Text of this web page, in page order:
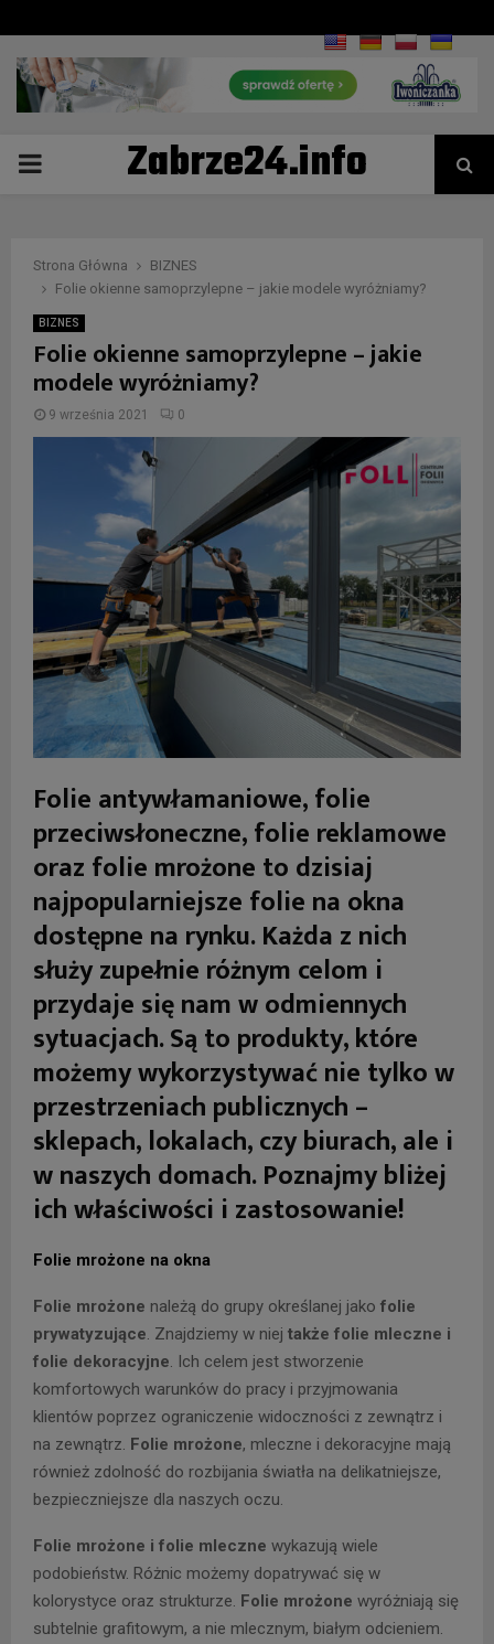
PRIMARYZabrze24.info
Strona Główna
BIZNES
Folie okienne samoprzylepne – jakie modele wyróżniamy?
BIZNES
Folie okienne samoprzylepne – jakie
modele wyróżniamy?
9 września 2021 0
Folie antywłamaniowe, folie
przeciwsłoneczne, folie reklamowe
oraz folie mrożone to dzisiaj
najpopularniejsze folie na okna
dostępne na rynku. Każda z nich
służy zupełnie różnym celom i
przydaje się nam w odmiennych
sytuacjach. Są to produkty, które
możemy wykorzystywać nie tylko w
przestrzeniach publicznych –
sklepach, lokalach, czy biurach, ale i
w naszych domach. Poznajmy bliżej
ich właściwości i zastosowanie!
Folie mrożone na okna
Folie mrożone należą do grupy określanej jako folie
prywatyzujące. Znajdziemy w niej także folie mleczne i
folie dekoracyjne. Ich celem jest stworzenie
komfortowych warunków do pracy i przyjmowania
klientów poprzez ograniczenie widoczności z zewnątrz i
na zewnątrz. Folie mrożone, mleczne i dekoracyjne mają
również zdolność do rozbijania światła na delikatniejsze,
bezpieczniejsze dla naszych oczu.
Folie mrożone i folie mleczne wykazują wiele
podobieństw. Różnic możemy dopatrywać się w
kolorystyce oraz strukturze. Folie mrożone wyróżniają się
subtelnie grafitowym, a nie mlecznym, białym odcieniem.